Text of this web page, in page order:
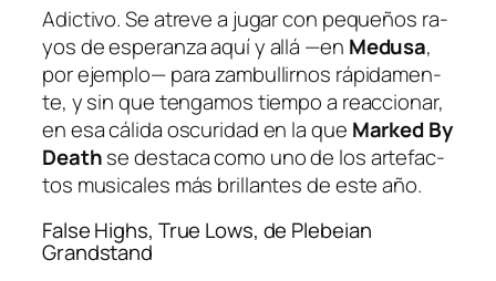
Adictivo. Se atre­ve a ju­gar con pe­que­ños ra­
yos de es­pe­ran­za aquí y allá —en Medusa,
por ejem­plo— pa­ra zam­bu­llir­nos rá­pi­da­men­
te, y sin que ten­ga­mos tiem­po a reac­cio­nar,
en esa cá­li­da os­cu­ri­dad en la que Marked By
Deathse des­ta­ca co­mo uno de los ar­te­fac­
tos mu­si­ca­les más bri­llan­tes de es­te año.
False Highs, True Lows, de Plebeian
Grandstand